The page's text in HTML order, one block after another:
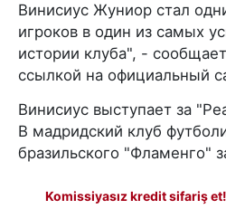
Винисиус Жуниор стал
игроков в один из самых
истории клуба", -
ссылкой на официальный
Винисиус выступает за
В мадридский клуб
бразильского "Фламенго"
Komissiyasız kredit sifariş et!